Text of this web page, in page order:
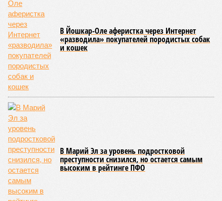
В Йошкар-Оле аферистка через Интернет
«разводила» покупателей породистых собак
и кошек
В Марий Эл за уровень подростковой
преступности снизился, но остается самым
высоким в рейтинге ПФО